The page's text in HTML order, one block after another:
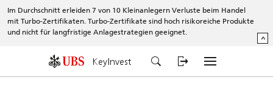
Im Durchschnitt erleiden 7 von 10 Kleinanlegern Verluste beim Handel
mit Turbo-Zertifikaten. Turbo-Zertifikate sind hoch risikoreiche Produkte
und nicht für langfristige Anlagestrategien geeignet.
^
KeyInvest